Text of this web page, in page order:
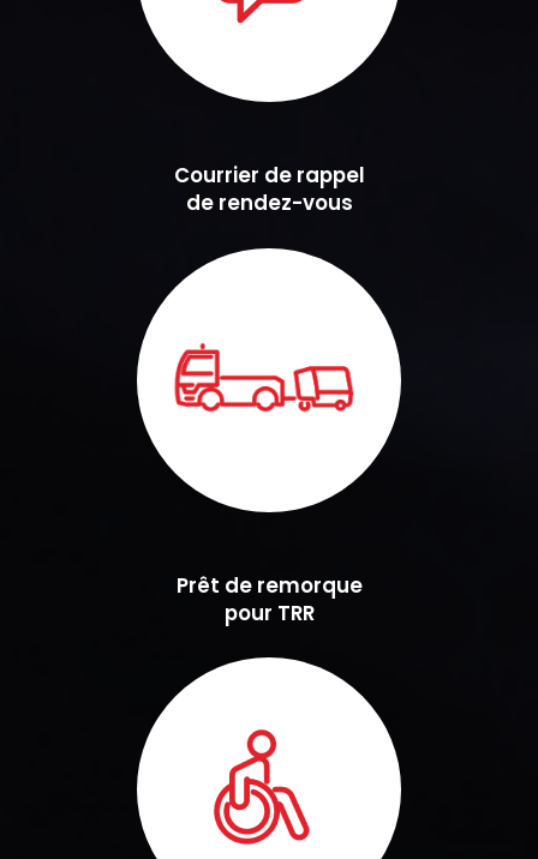
Courrier de rappel
de rendez-vous
Prêt de remorque
pour TRR